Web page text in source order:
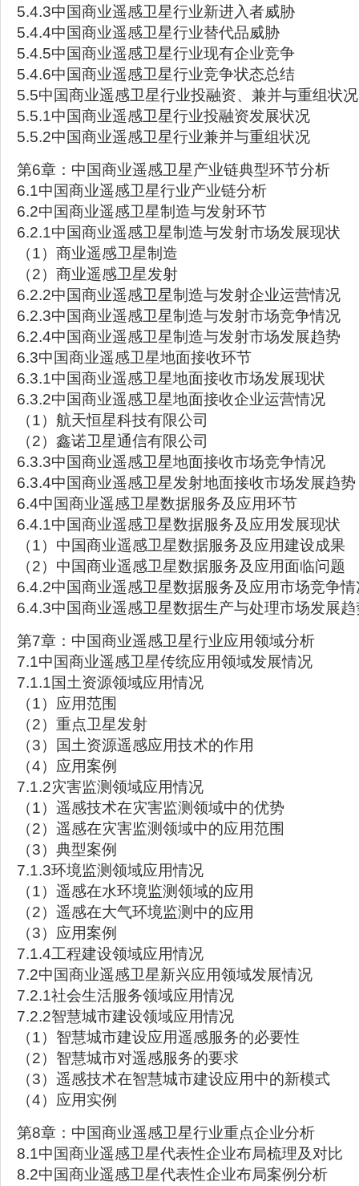
5.4.3中国商业遥感卫星行业新进入者威胁
5.4.4中国商业遥感卫星行业替代品威胁
5.4.5中国商业遥感卫星行业现有企业竞争
5.4.6中国商业遥感卫星行业竞争状态总结
5.5中国商业遥感卫星行业投融资、兼并与重组状况
5.5.1中国商业遥感卫星行业投融资发展状况
5.5.2中国商业遥感卫星行业兼并与重组状况
第6章：中国商业遥感卫星产业链典型环节分析
6.1中国商业遥感卫星行业产业链分析
6.2中国商业遥感卫星制造与发射环节
6.2.1中国商业遥感卫星制造与发射市场发展现状
（1）商业遥感卫星制造
（2）商业遥感卫星发射
6.2.2中国商业遥感卫星制造与发射企业运营情况
6.2.3中国商业遥感卫星制造与发射市场竞争情况
6.2.4中国商业遥感卫星制造与发射市场发展趋势
6.3中国商业遥感卫星地面接收环节
6.3.1中国商业遥感卫星地面接收市场发展现状
6.3.2中国商业遥感卫星地面接收企业运营情况
（1）航天恒星科技有限公司
（2）鑫诺卫星通信有限公司
6.3.3中国商业遥感卫星地面接收市场竞争情况
6.3.4中国商业遥感卫星发射地面接收市场发展趋势
6.4中国商业遥感卫星数据服务及应用环节
6.4.1中国商业遥感卫星数据服务及应用发展现状
（1）中国商业遥感卫星数据服务及应用建设成果
（2）中国商业遥感卫星数据服务及应用面临问题
6.4.2中国商业遥感卫星数据服务及应用市场竞争情
6.4.3中国商业遥感卫星数据生产与处理市场发展趋
第7章：中国商业遥感卫星行业应用领域分析
7.1中国商业遥感卫星传统应用领域发展情况
7.1.1国土资源领域应用情况
（1）应用范围
（2）重点卫星发射
（3）国土资源遥感应用技术的作用
（4）应用案例
7.1.2灾害监测领域应用情况
（1）遥感技术在灾害监测领域中的优势
（2）遥感在灾害监测领域中的应用范围
（3）典型案例
7.1.3环境监测领域应用情况
（1）遥感在水环境监测领域的应用
（2）遥感在大气环境监测中的应用
（3）应用案例
7.1.4工程建设领域应用情况
7.2中国商业遥感卫星新兴应用领域发展情况
7.2.1社会生活服务领域应用情况
7.2.2智慧城市建设领域应用情况
（1）智慧城市建设应用遥感服务的必要性
（2）智慧城市对遥感服务的要求
（3）遥感技术在智慧城市建设应用中的新模式
（4）应用实例
第8章：中国商业遥感卫星行业重点企业分析
8.1中国商业遥感卫星代表性企业布局梳理及对比
8.2中国商业遥感卫星代表性企业布局案例分析